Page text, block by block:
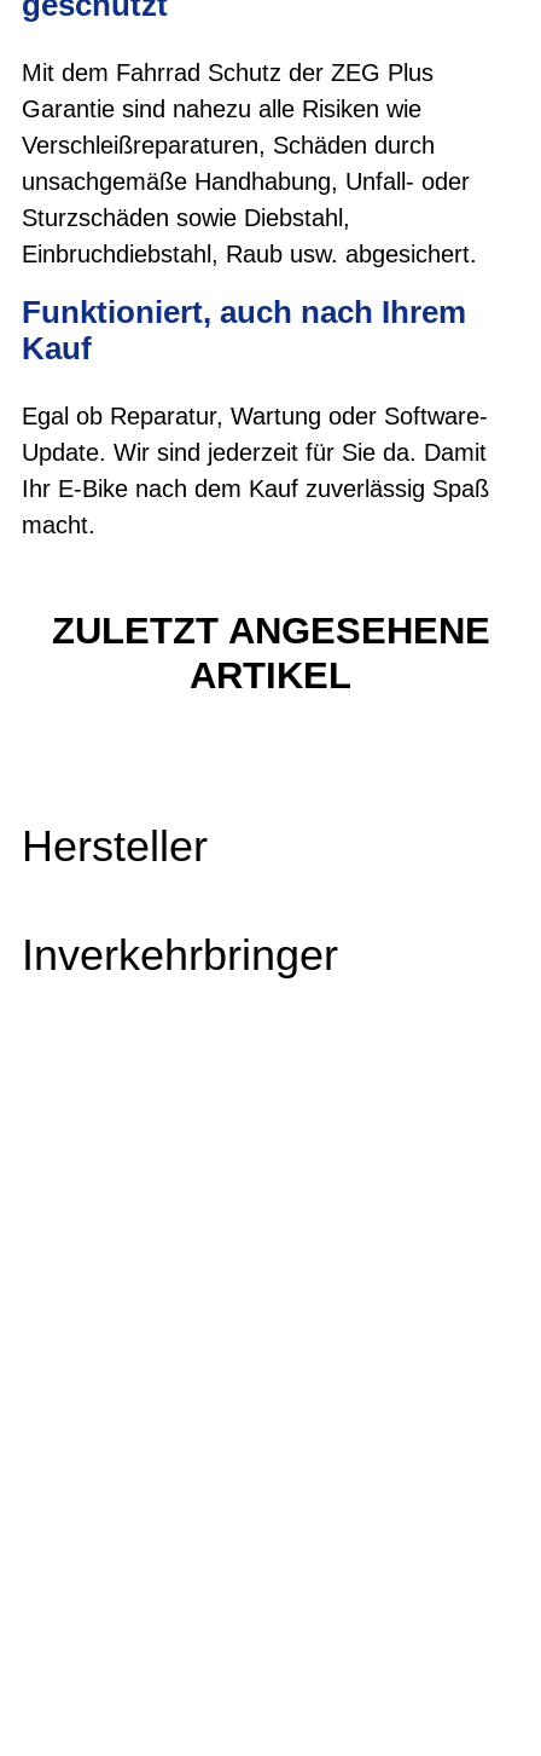
Mit dem Fahrrad Schutz der ZEG Plus
Garantie sind nahezu alle Risiken wie
Verschleißreparaturen, Schäden durch
unsachgemäße Handhabung, Unfall- oder
Sturzschäden sowie Diebstahl,
Einbruchdiebstahl, Raub usw. abgesichert.
Funktioniert, auch nach Ihrem
Kauf
Egal ob Reparatur, Wartung oder Software-
Update. Wir sind jederzeit für Sie da. Damit
Ihr E-Bike nach dem Kauf zuverlässig Spaß
macht.
ZULETZT ANGESEHENE
ARTIKEL
Hersteller
Inverkehrbringer